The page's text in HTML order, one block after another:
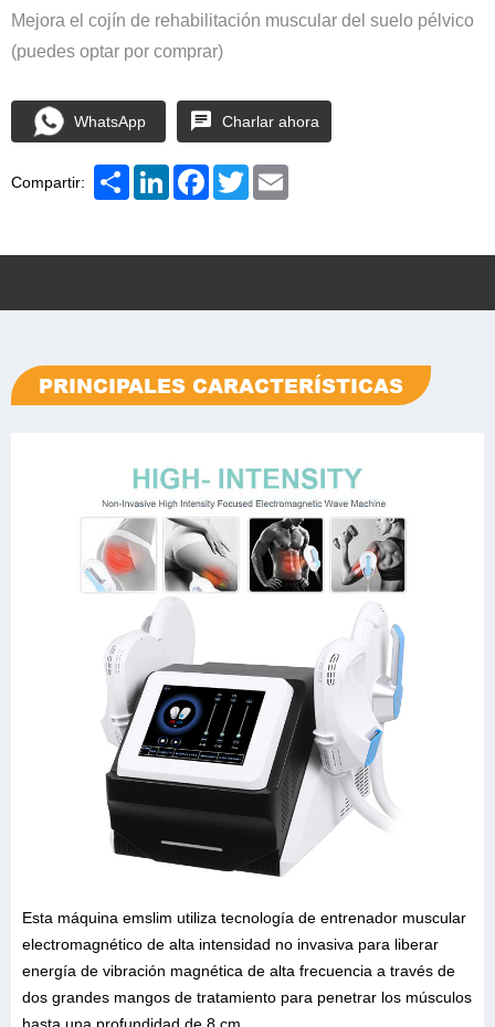
Mejora el cojín de rehabilitación muscular del suelo pélvico
(puedes optar por comprar)
WhatsApp Charlar ahora
Compartir: ShareLinkedInFacebook
Twitter
PRINCIPALES CARACTERÍSTICAS
Esta máquina emslim utiliza tecnología de entrenador muscular
electromagnético de alta intensidad no invasiva para liberar
energía de vibración magnética de alta frecuencia a través de
dos grandes mangos de tratamiento para penetrar los músculos